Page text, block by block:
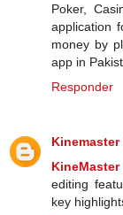
Poker,
application
money by
app in
Responder
Kinemaster
KineMaster
editing
key